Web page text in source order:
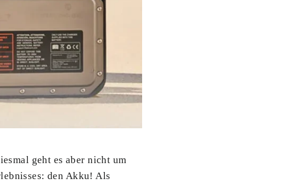
geht es aber nicht um
den Akku! Als